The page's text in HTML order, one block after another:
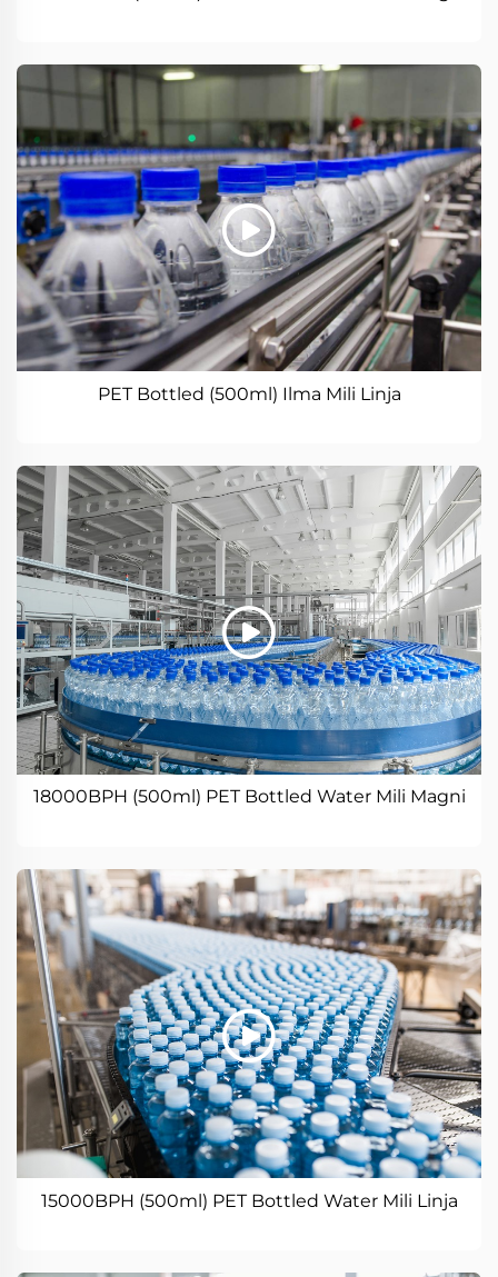
PET Bottled (500ml) Ilma Mili Linja
18000BPH (500ml) PET Bottled Water Mili Magni
15000BPH (500ml) PET Bottled Water Mili Linja